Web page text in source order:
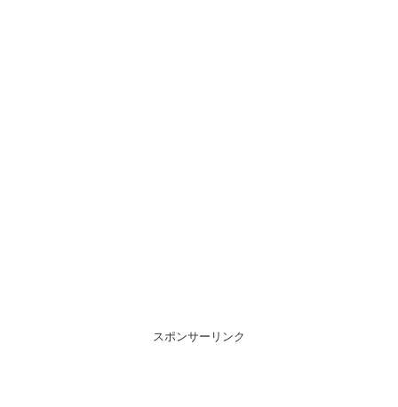
スポンサーリンク